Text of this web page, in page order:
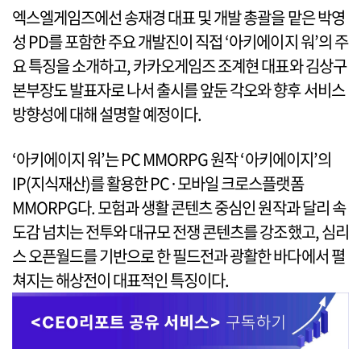
엑스엘게임즈에선 송재경 대표 및 개발 총괄을 맡은 박영
성 PD를 포함한 주요 개발진이 직접 ‘아키에이지 워’의 주
요 특징을 소개하고, 카카오게임즈 조계현 대표와 김상구
본부장도 발표자로 나서 출시를 앞둔 각오와 향후 서비스
방향성에 대해 설명할 예정이다.
‘아키에이지 워’는 PC MMORPG 원작 ‘아키에이지’의
IP(지식재산)를 활용한 PC·모바일 크로스플랫폼
MMORPG다. 모험과 생활 콘텐츠 중심인 원작과 달리 속
도감 넘치는 전투와 대규모 전쟁 콘텐츠를 강조했고, 심리
스 오픈월드를 기반으로 한 필드전과 광활한 바다에서 펼
쳐지는 해상전이 대표적인 특징이다.